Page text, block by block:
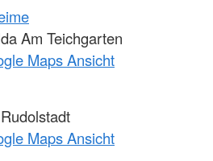
Am Teichgarten
Maps Ansicht
Maps Ansicht